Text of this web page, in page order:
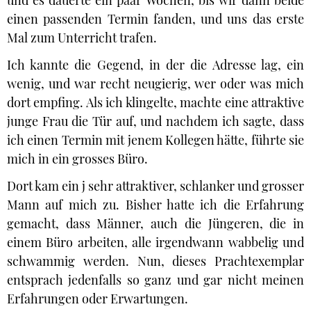
einen passenden Termin fanden, und uns das erste
Mal zum Unterricht trafen.
Ich kannte die Gegend, in der die Adresse lag, ein
wenig, und war recht neugierig, wer oder was mich
dort empfing. Als ich klingelte, machte eine attraktive
junge Frau die Tür auf, und nachdem ich sagte, dass
ich einen Termin mit jenem Kollegen hätte, führte sie
mich in ein grosses Büro.
Dort kam ein j sehr attraktiver, schlanker und grosser
Mann auf mich zu. Bisher hatte ich die Erfahrung
gemacht, dass Männer, auch die Jüngeren, die in
einem Büro arbeiten, alle irgendwann wabbelig und
schwammig werden. Nun, dieses Prachtexemplar
entsprach jedenfalls so ganz und gar nicht meinen
Erfahrungen oder Erwartungen.